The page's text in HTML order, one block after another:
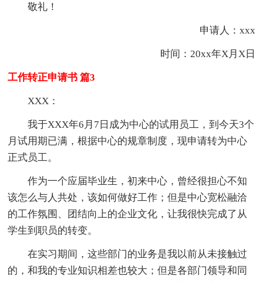
敬礼！
申请人：xxx
时间：20xx年X月X日
工作转正申请书 篇3
XXX：
我于XXX年6月7日成为中心的试用员工，到今天3个
月试用期已满，根据中心的规章制度，现申请转为中心
正式员工。
作为一个应届毕业生，初来中心，曾经很担心不知
该怎么与人共处，该如何做好工作；但是中心宽松融洽
的工作氛围、团结向上的企业文化，让我很快完成了从
学生到职员的转变。
在实习期间，这些部门的业务是我以前从未接触过
的，和我的专业知识相差也较大；但是各部门领导和同